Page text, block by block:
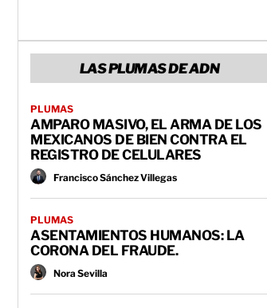
LAS PLUMAS DE ADN
PLUMAS
AMPARO MASIVO, EL ARMA DE LOS
MEXICANOS DE BIEN CONTRA EL
REGISTRO DE CELULARES
Francisco Sánchez Villegas
PLUMAS
ASENTAMIENTOS HUMANOS: LA
CORONA DEL FRAUDE.
Nora Sevilla